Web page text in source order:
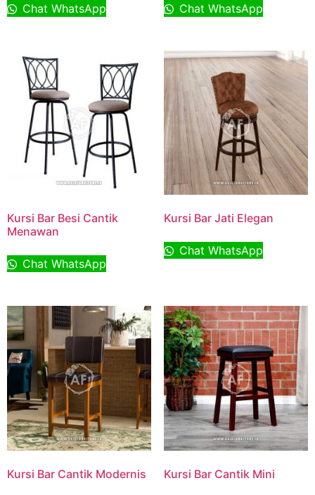
Chat WhatsApp Chat WhatsApp
Kursi Bar Besi Cantik
Menawan
Chat WhatsApp
Kursi Bar Jati Elegan
Chat WhatsApp
Kursi Bar Cantik Modernis Kursi Bar Cantik Mini